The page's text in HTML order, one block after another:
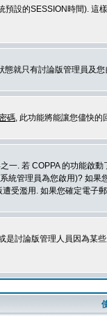
設的SESSION時間).
就只有討論版管理員及
碼, 此功能將能讓您儘快的
一. 若 COPPA 的功能啟動
管理員為您啟用)? 如
受濫用. 如果您確定電子
討論版管理人員因為